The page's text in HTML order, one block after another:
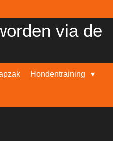
via de
Hondentraining